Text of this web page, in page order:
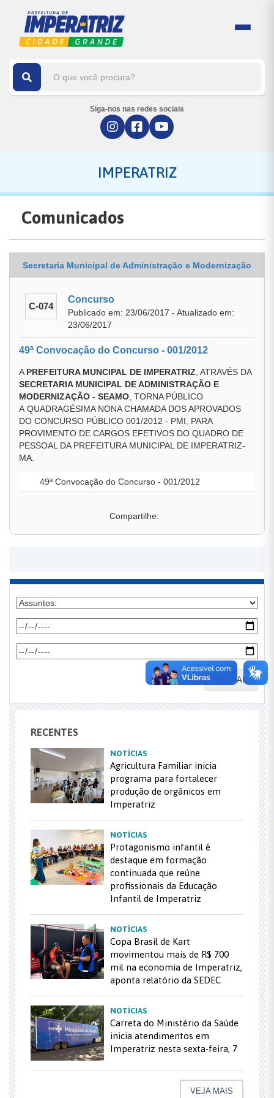
Siga-nos nas redes sociais
IMPERATRIZ
Comunicados
Secretaria Municipal de Administração e Modernização
C-074
Concurso
Publicado em: 23/06/2017 - Atualizado em:
23/06/2017
49ª Convocação do Concurso - 001/2012
A PREFEITURA MUNCIPAL DE IMPERATRIZ , ATRAVÉS DA
SECRETARIA MUNICIPAL DE ADMINISTRAÇÃO E
MODERNIZAÇÃO - SEAMO , TORNA PÚBLICO
A QUADRAGÉSIMA NONA CHAMADA DOS APROVADOS
DO CONCURSO PÚBLICO 001/2012 - PMI, PARA
PROVIMENTO DE CARGOS EFETIVOS DO QUADRO DE
PESSOAL DA PREFEITURA MUNICIPAL DE IMPERATRIZ-
MA.
49ª Convocação do Concurso - 001/2012
Compartilhe:
BUSCAR
RECENTES
NOTÍCIAS
Agricultura Familiar inicia
programa para fortalecer
produção de orgânicos em
Imperatriz
NOTÍCIAS
Protagonismo infantil é
destaque em formação
continuada que reúne
profissionais da Educação
Infantil de Imperatriz
NOTÍCIAS
Copa Brasil de Kart
movimentou mais de R$ 700
mil na economia de Imperatriz,
aponta relatório da SEDEC
NOTÍCIAS
Carreta do Ministério da Saúde
inicia atendimentos em
Imperatriz nesta sexta-feira, 7
VEJA MAIS